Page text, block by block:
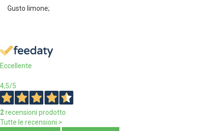
Gusto limone;
Eccellente
4,5/5
2recensioni prodotto
Tutte le recensioni >